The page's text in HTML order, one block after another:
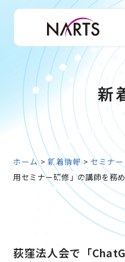
新
ホーム>新着情報> セミナ
用セミナー研修」の講師を務
荻窪法人会で「